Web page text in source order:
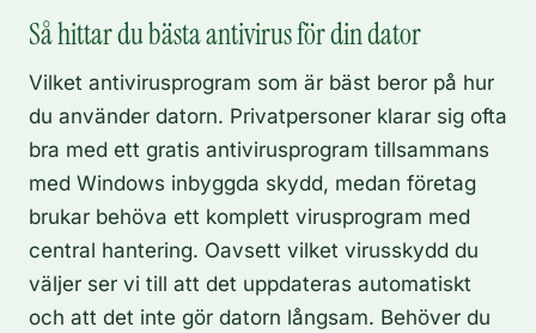
Så hittar du bästa antivirus för din dator
Vilket antivirusprogram som är bäst beror på hur
du använder datorn. Privatpersoner klarar sig ofta
bra med ett gratis antivirusprogram tillsammans
med Windows inbyggda skydd, medan företag
brukar behöva ett komplett virusprogram med
central hantering. Oavsett vilket virusskydd du
väljer ser vi till att det uppdateras automatiskt
och att det inte gör datorn långsam. Behöver du